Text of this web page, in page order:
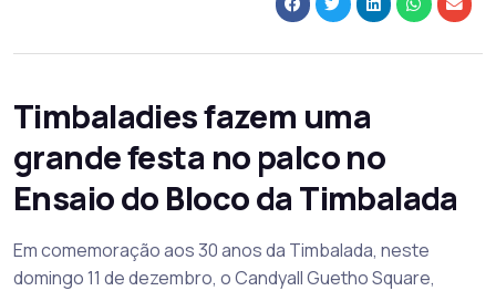
Timbaladies fazem uma
grande festa no palco no
Ensaio do Bloco da Timbalada
Em comemoração aos 30 anos da Timbalada, neste
domingo 11 de dezembro, o Candyall Guetho Square,